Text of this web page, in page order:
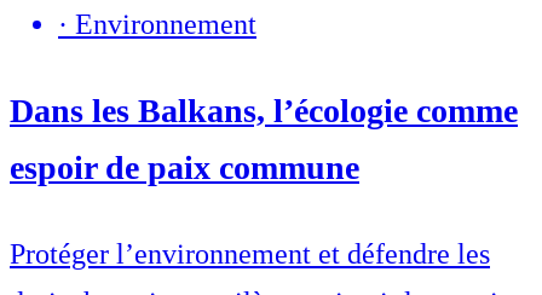
· Environnement
Dans les Balkans, l’écologie comme
espoir de paix commune
Protéger l’environnement et défendre les